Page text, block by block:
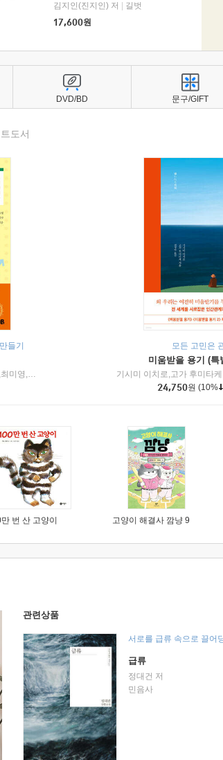
김지인(진지인) 저
길벗
17,600원
도서
들기
우리나,정예용,유재숙,양지인,손효영,최미영,조민주,이진현,차미숙,서미숙 저 | 제이브리즈북스
모든 고민은
미움받을 용기 (특
기시미 이치로,고가 후미타
24,750원 (10%
번 산 고양이 고양이 해결사 깜냥 9
DVD/BD 문구/GIFT
관련상품
서로를 급류 속으로 끌어
급류
정대건 저
민음사